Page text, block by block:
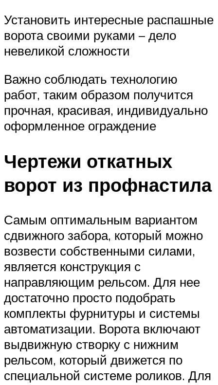
Установить интересные распашные
ворота своими руками – дело
невеликой сложности
Важно соблюдать технологию
работ, таким образом получится
прочная, красивая, индивидуально
оформленное ограждение
Чертежи откатных
ворот из профнастила
Самым оптимальным вариантом
сдвижного забора, который можно
возвести собственными силами,
является конструкция с
направляющим рельсом. Для нее
достаточно просто подобрать
комплекты фурнитуры и системы
автоматизации. Ворота включают
выдвижную створку с нижним
рельсом, который движется по
специальной системе роликов. Для